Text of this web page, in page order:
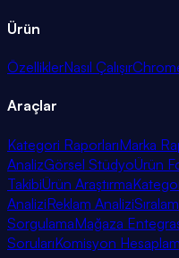
Ürün
ÖzelliklerNasıl Çalışır
Araçlar
Kategori RaporlarıMarka
AnalizGörsel StüdyoÜrün
TakibiÜrün Araştırma
AnaliziReklam Analizi
SorgulamaMağaza
SorularıKomisyon